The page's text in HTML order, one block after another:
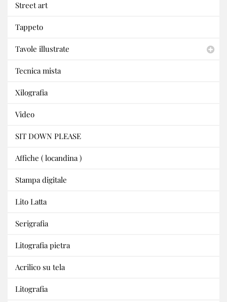
Street art
Tappeto
Tavole illustrate
Tecnica mista
Xilografia
Video
SIT DOWN PLEASE
Affiche ( locandina )
Stampa digitale
Lito Latta
Serigrafia
Litografia pietra
Acrilico su tela
Litografia